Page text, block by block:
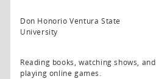
Don Honorio Ventura State
University
Reading books, watching shows, and
playing online games.